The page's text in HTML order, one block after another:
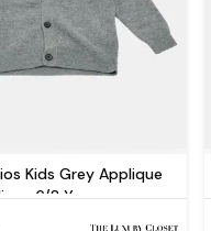
Kids Grey Applique
6/8 Y